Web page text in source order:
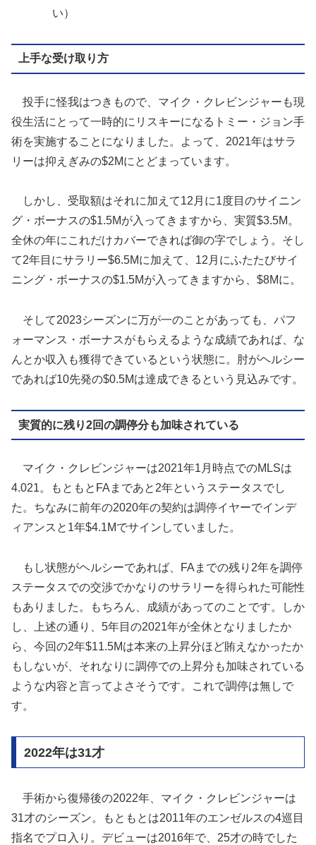
い）
上手な受け取り方
投手に怪我はつきもので、マイク・クレビンジャーも現
役生活にとって一時的にリスキーになるトミー・ジョン手
術を実施することになりました。よって、2021年はサラ
リーは抑えぎみの$2Mにとどまっています。
しかし、受取額はそれに加えて12月に1度目のサイニン
グ・ボーナスの$1.5Mが入ってきますから、実質$3.5M。
全休の年にこれだけカバーできれば御の字でしょう。そし
て2年目にサラリー$6.5Mに加えて、12月にふたたびサイ
ニング・ボーナスの$1.5Mが入ってきますから、$8Mに。
そして2023シーズンに万が一のことがあっても、パフ
ォーマンス・ボーナスがもらえるような成績であれば、な
んとか収入も獲得できているという状態に。肘がヘルシー
であれば10先発の$0.5Mは達成できるという見込みです。
実質的に残り2回の調停分も加味されている
マイク・クレビンジャーは2021年1月時点でのMLSは
4.021。もともとFAまであと2年というステータスでし
た。ちなみに前年の2020年の契約は調停イヤーでインデ
ィアンスと1年$4.1Mでサインしていました。
もし状態がヘルシーであれば、FAまでの残り2年を調停
ステータスでの交渉でかなりのサラリーを得られた可能性
もありました。もちろん、成績があってのことです。しか
し、上述の通り、5年目の2021年が全休となりましたか
ら、今回の2年$11.5Mは本来の上昇分ほど賄えなかったか
もしないが、それなりに調停での上昇分も加味されている
ような内容と言ってよさそうです。これで調停は無しで
す。
2022年は31才
手術から復帰後の2022年、マイク・クレビンジャーは
31才のシーズン。もともとは2011年のエンゼルスの4巡目
指名でプロ入り。デビューは2016年で、25才の時でした